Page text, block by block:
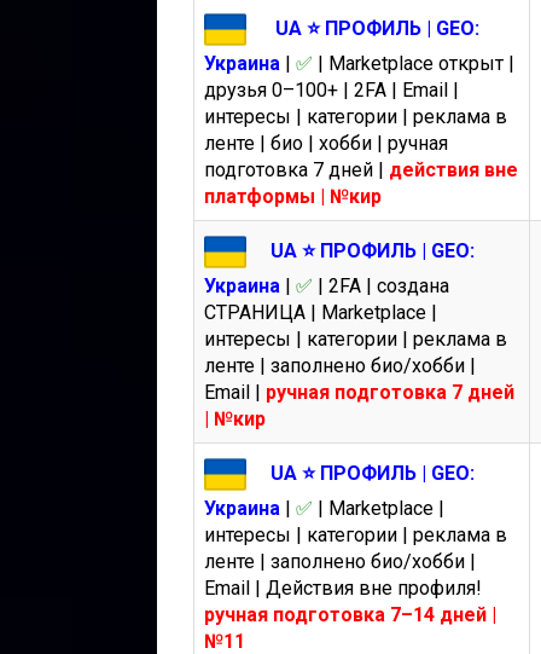
UA ⭐️ ПРОФИЛЬ | GEO:
Украина | ✅ | Marketplace открыт |
друзья 0–100+ | 2FA | Email |
интересы | категории | реклама в
ленте | био | хобби | ручная
подготовка 7 дней | действия вне
платформы | №кир
UA ⭐️ ПРОФИЛЬ | GEO:
Украина | ✅ | 2FA | создана
СТРАНИЦА | Marketplace |
интересы | категории | реклама в
ленте | заполнено био/хобби |
Email | ручная подготовка 7 дней
| №кир
UA ⭐️ ПРОФИЛЬ | GEO:
Украина | ✅ | Marketplace |
интересы | категории | реклама в
ленте | заполнено био/хобби |
Email | Действия вне профиля!
ручная подготовка 7–14 дней |
№11